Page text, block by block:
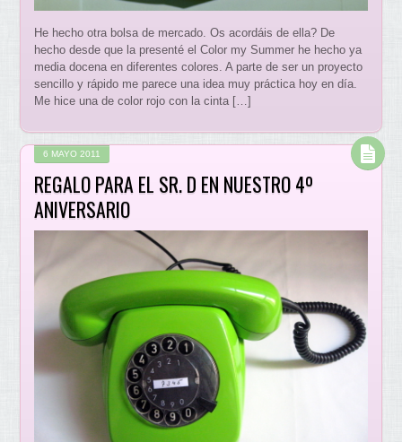
He hecho otra bolsa de mercado. Os acordáis de ella? De
hecho desde que la presenté el Color my Summer he hecho ya
media docena en diferentes colores. A parte de ser un proyecto
sencillo y rápido me parece una idea muy práctica hoy en día.
Me hice una de color rojo con la cinta […]
6 MAYO 2011
REGALO PARA EL SR. D EN NUESTRO 4º
ANIVERSARIO